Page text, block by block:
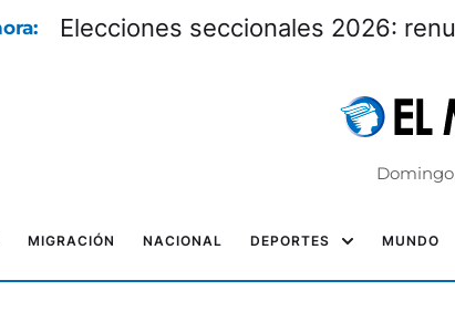
Elecciones seccionales 2026:
MIGRACIÓN NACIONAL DEPORTES MUNDO